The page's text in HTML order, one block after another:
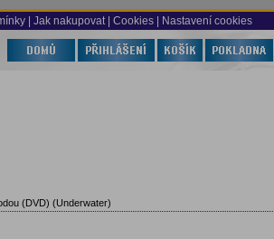
Jak nakupovat | Cookies | Nastavení cookies
(DVD) (Underwater)